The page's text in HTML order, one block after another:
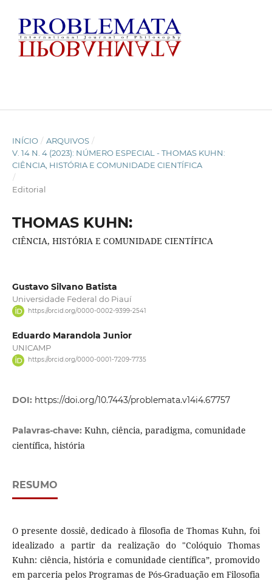
INÍCIO / ARQUIVOS /
V. 14 N. 4 (2023): NÚMERO ESPECIAL - THOMAS KUHN:
CIÊNCIA, HISTÓRIA E COMUNIDADE CIENTÍFICA
/
Editorial
THOMAS KUHN:
CIÊNCIA, HISTÓRIA E COMUNIDADE CIENTÍFICA
Gustavo Silvano Batista
Universidade Federal do Piauí
https://orcid.org/0000-0002-9399-2541
Eduardo Marandola Junior
UNICAMP
https://orcid.org/0000-0001-7209-7735
DOI: https://doi.org/10.7443/problemata.v14i4.67757
Palavras-chave: Kuhn, ciência, paradigma, comunidade
científica, história
RESUMO
O presente dossiê, dedicado à filosofia de Thomas Kuhn, foi
idealizado a partir da realização do "Colóquio Thomas
Kuhn: ciência, história e comunidade científica”, promovido
em parceria pelos Programas de Pós-Graduação em Filosofia